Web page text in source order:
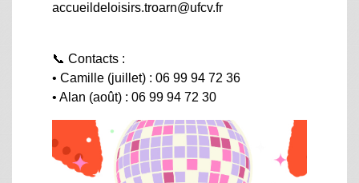
accueildeloisirs.troarn@ufcv.fr
📞 Contacts :
• Camille (juillet) : 06 99 94 72 36
• Alan (août) : 06 99 94 72 30